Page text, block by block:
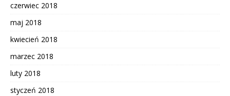
czerwiec 2018
maj 2018
kwiecień 2018
marzec 2018
luty 2018
styczeń 2018